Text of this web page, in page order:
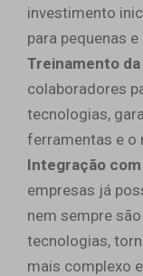
investimento
para pequenas
Treinamento da
colaboradores
tecnologias,
ferramentas e o
Integração
empresas já
nem sempre
tecnologias,
mais complexo